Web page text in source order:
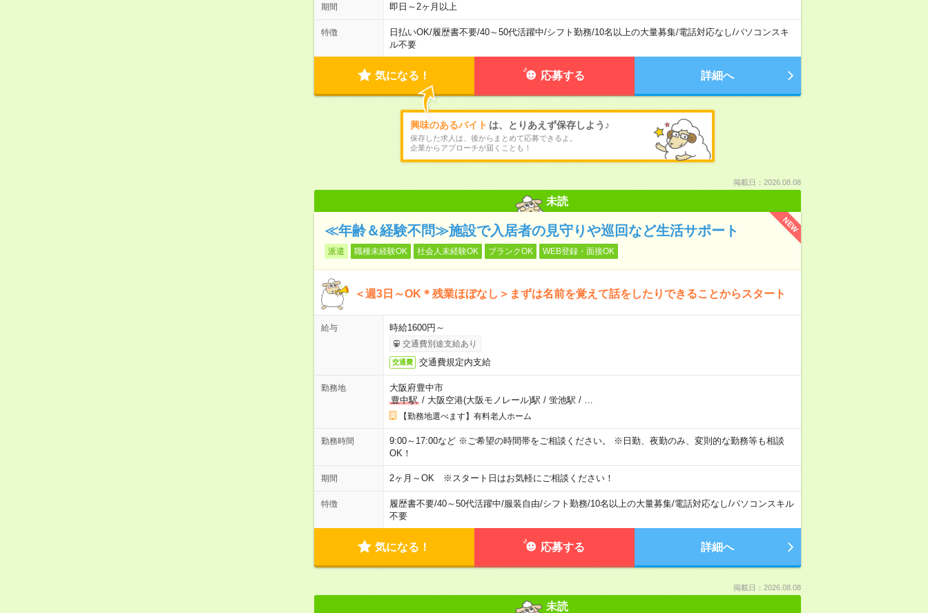
期間 即日～2ヶ月以上
特徴 日払いOK/履歴書不要/40～50代活躍中/シフト勤務/10名以上の大量募集/電話対応なし/パソコンスキ
ル不要
気になる！ 応募する 詳細へ
興味のあるバイト は、とりあえず保存しよう♪
保存した求人は、後からまとめて応募できるよ。
企業からアプローチが届くことも！
掲載日：2026.08.08
未読
NEW
≪年齢＆経験不問≫施設で入居者の見守りや巡回など生活サポート
派遣 職種未経験OK 社会人未経験OK ブランクOK WEB登録・面接OK
＜週3日～OK＊残業ほぼなし＞まずは名前を覚えて話をしたりできることからスタート
給与 時給1600円～
交通費別途支給あり
交通費 交通費規定内支給
勤務地
大阪府豊中市
豊中駅/ 大阪空港(大阪モノレール)駅 / 蛍池駅 /
【勤務地選べます】有料老人ホーム
勤務時間
9:00～17:00など ※ご希望の時間帯をご相談ください。 ※日勤、夜勤のみ、変則的な勤務等も相談
OK！
期間 2ヶ月～OK ※スタート日はお気軽にご相談ください！
特徴 履歴書不要/40～50代活躍中/服装自由/シフト勤務/10名以上の大量募集/電話対応なし/パソコンスキル
不要
気になる！ 応募する 詳細へ
掲載日：2026.08.08
未読